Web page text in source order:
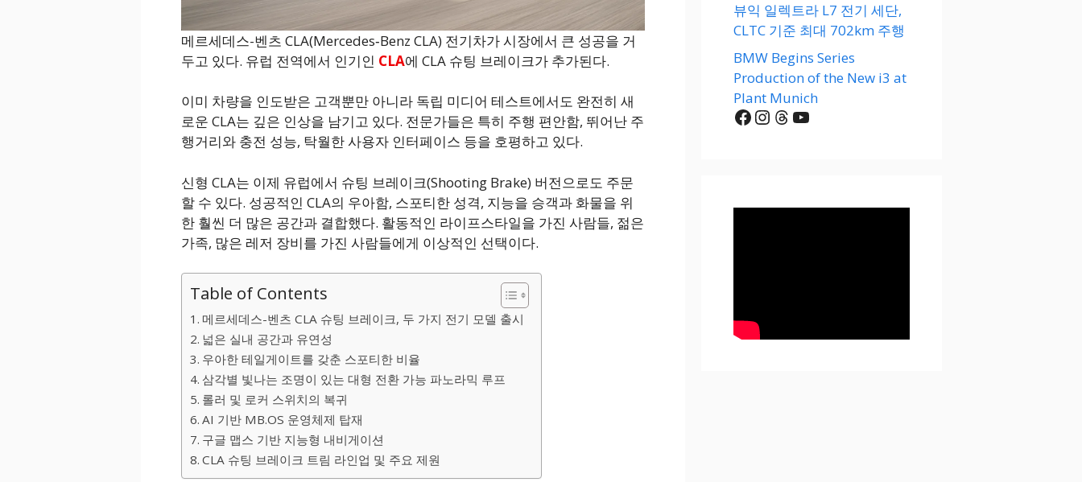
메르세데스-벤츠 CLA(Mercedes‑Benz CLA) 전기차가 시장에서 큰 성공을 거
두고 있다. 유럽 전역에서 인기인 CLA에 CLA 슈팅 브레이크가 추가된다.
이미 차량을 인도받은 고객뿐만 아니라 독립 미디어 테스트에서도 완전히 새
로운 CLA는 깊은 인상을 남기고 있다. 전문가들은 특히 주행 편안함, 뛰어난 주
행거리와 충전 성능, 탁월한 사용자 인터페이스 등을 호평하고 있다.
신형 CLA는 이제 유럽에서 슈팅 브레이크(Shooting Brake) 버전으로도 주문
할 수 있다. 성공적인 CLA의 우아함, 스포티한 성격, 지능을 승객과 화물을 위
한 훨씬 더 많은 공간과 결합했다. 활동적인 라이프스타일을 가진 사람들, 젊은
가족, 많은 레저 장비를 가진 사람들에게 이상적인 선택이다.
Table of Contents
메르세데스-벤츠 CLA 슈팅 브레이크, 두 가지 전기 모델 출시
넓은 실내 공간과 유연성
우아한 테일게이트를 갖춘 스포티한 비율
삼각별 빛나는 조명이 있는 대형 전환 가능 파노라믹 루프
롤러 및 로커 스위치의 복귀
AI 기반 MB.OS 운영체제 탑재
구글 맵스 기반 지능형 내비게이션
CLA 슈팅 브레이크 트림 라인업 및 주요 제원
뷰익 일렉트라 L7 전기 세단,
CLTC 기준 최대 702km 주행
BMW Begins Series
Production of the New i3 at
Plant Munich
Facebook
Instagram
Threads
YouTube